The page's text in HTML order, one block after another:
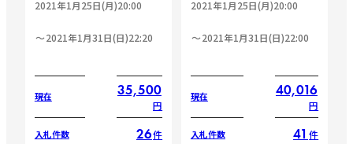
2021年1月25日(月)20:00
2021年1月31日(日)22:20
現在 35,500
円
入札件数 26件
2021年1月25日(月)20:00
2021年1月31日(日)22:00
現在 40,016
円
入札件数 41 件